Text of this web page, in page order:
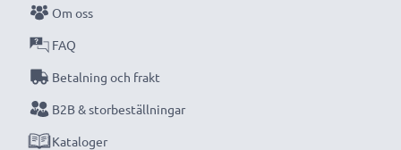
kompakta LCD-batteriladdare från CELLONIC.
Beställ nu med snabb leverans och 3 års garanti!
Om oss
FAQ
Betalning och frakt
B2B & storbeställningar
Kataloger